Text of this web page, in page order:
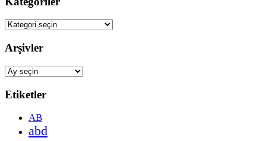
Kategoriler
Arşivler
Arşivler
Etiketler
AB
abd